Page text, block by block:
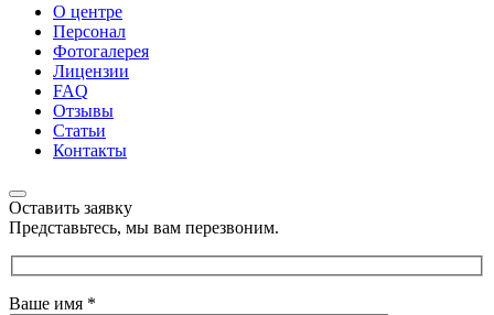
О центре
Персонал
Фотогалерея
Лицензии
FAQ
Отзывы
Статьи
Контакты
Оставить заявку
Представьтесь, мы вам перезвоним.
Ваше имя *